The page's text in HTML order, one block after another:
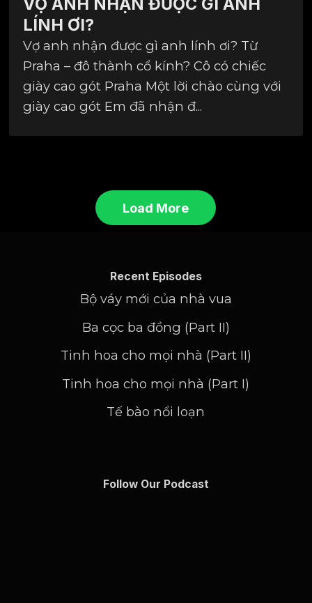
LÍNH ƠI?
Vợ anh nhận được gì anh lính ơi? Từ
Praha – đô thành cổ kính? Cô có chiếc
giày cao gót Praha Một lời chào cùng với
giày cao gót Em đã nhận đ...
Load More
Recent Episodes
Bộ váy mới của nhà vua
Ba cọc ba đồng (Part II)
Tinh hoa cho mọi nhà (Part II)
Tinh hoa cho mọi nhà (Part I)
Tế bào nổi loạn
Follow Our Podcast